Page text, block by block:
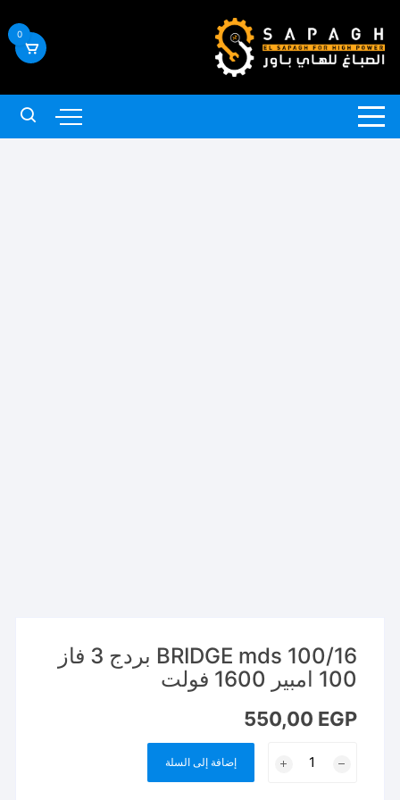
إلى
المحتوى
0
BRIDGE mds 100/16 بردج 3 فاز
100 امبير 1600 فولت
550,00 EGP
BRIDGE
إضافة إلى السلة